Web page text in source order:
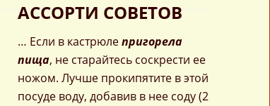
АССОРТИ СОВЕТОВ
… Если в кастрюлепригорела
пища, не старайтесь соскрести ее
ножом. Лучше прокипятите в этой
посуде воду, добавив в нее соду (2